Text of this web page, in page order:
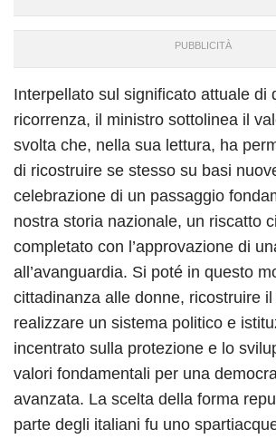
Interpellato sul significato attuale di
ricorrenza, il ministro sottolinea il
svolta che, nella sua lettura, ha
di ricostruire se stesso su basi
celebrazione di un passaggio
nostra storia nazionale, un riscatto
completato con l’approvazione di
all’avanguardia. Si poté in questo
cittadinanza alle donne, ricostruire
realizzare un sistema politico e
incentrato sulla protezione e lo
valori fondamentali per una
avanzata. La scelta della forma
parte degli italiani fu uno